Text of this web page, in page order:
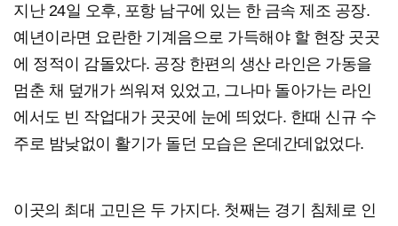
지난 24일 오후, 포항 남구에 있는 한 금속 제조 공장.
예년이라면 요란한 기계음으로 가득해야 할 현장 곳곳
에 정적이 감돌았다. 공장 한편의 생산 라인은 가동을
멈춘 채 덮개가 씌워져 있었고, 그나마 돌아가는 라인
에서도 빈 작업대가 곳곳에 눈에 띄었다. 한때 신규 수
주로 밤낮없이 활기가 돌던 모습은 온데간데없었다.
이곳의 최대 고민은 두 가지다. 첫째는 경기 침체로 인